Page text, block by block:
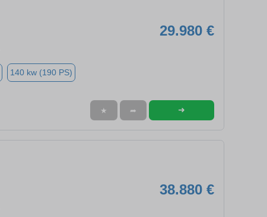
29.980 €
140 kw (190 PS)
★ ➦ ➜
38.880 €